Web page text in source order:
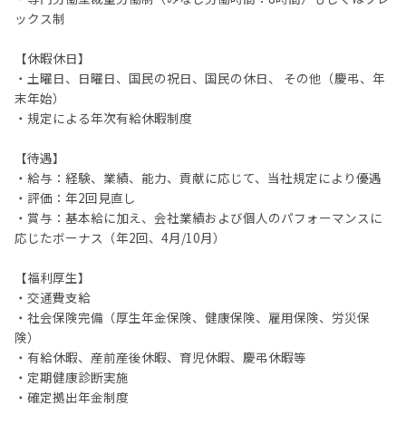
ックス制
【休暇休日】
・土曜日、日曜日、国民の祝日、国民の休日、 その他（慶弔、年
末年始）
・規定による年次有給休暇制度
【待遇】
・給与：経験、業績、能力、貢献に応じて、当社規定により優遇
・評価：年2回見直し
・賞与：基本給に加え、会社業績および個人のパフォーマンスに
応じたボーナス（年2回、4月/10月）
【福利厚生】
・交通費支給
・社会保険完備（厚生年金保険、健康保険、雇用保険、労災保
険）
・有給休暇、産前産後休暇、育児休暇、慶弔休暇等
・定期健康診断実施
・確定拠出年金制度